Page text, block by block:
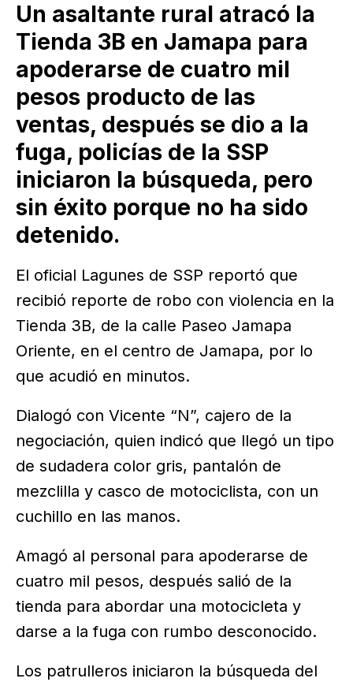
Un asaltante rural atracó la
Tienda 3B en Jamapa para
apoderarse de cuatro mil
pesos producto de las
ventas, después se dio a la
fuga, policías de la SSP
iniciaron la búsqueda, pero
sin éxito porque no ha sido
detenido.
El oficial Lagunes de SSP reportó que
recibió reporte de robo con violencia en la
Tienda 3B, de la calle Paseo Jamapa
Oriente, en el centro de Jamapa, por lo
que acudió en minutos.
Dialogó con Vicente “N”, cajero de la
negociación, quien indicó que llegó un tipo
de sudadera color gris, pantalón de
mezclilla y casco de motociclista, con un
cuchillo en las manos.
Amagó al personal para apoderarse de
cuatro mil pesos, después salió de la
tienda para abordar una motocicleta y
darse a la fuga con rumbo desconocido.
Los patrulleros iniciaron la búsqueda del